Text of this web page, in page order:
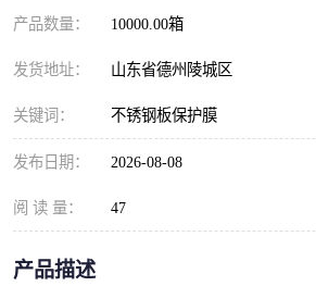
产品数量： 10000.00箱
发货地址： 山东省德州陵城区
关键词： 不锈钢板保护膜
发布日期： 2026-08-08
阅 读 量： 47
产品描述